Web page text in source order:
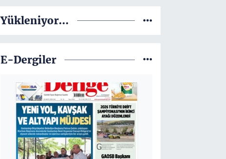
Yükleniyor...
E-Dergiler